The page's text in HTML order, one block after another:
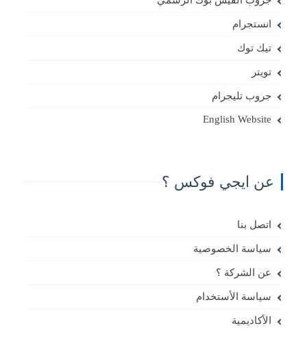
انستجرام
تيك توك
تويتر
جروب تليجرام
English Website
عن ايجي فوكس ؟
اتصل بنا
سياسة الخصوصية
عن الشركة ؟
سياسة الأستخدام
الأكاديمية